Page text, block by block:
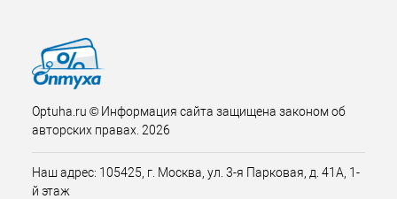
Optuha.ru © Информация сайта защищена законом об
авторских правах. 2026
Наш адрес: 105425, г. Москва, ул. 3-я Парковая, д. 41А, 1-
й этаж